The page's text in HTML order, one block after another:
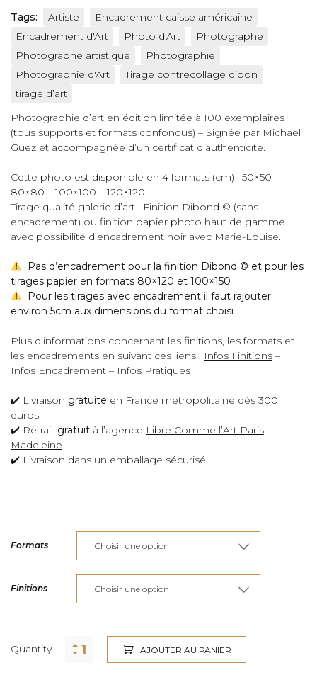
Tags:
Artiste
Encadrement caisse américaine
Encadrement d'Art
Photo d'Art
Photographe
Photographe artistique
Photographie
Photographie d'Art
Tirage contrecollage dibon
tirage d’art
Photographie d’art en édition limitée à 100 exemplaires
(tous supports et formats confondus) – Signée par Michaël
Guez et accompagnée d’un certificat d’authenticité.
Cette photo est disponible en 4 formats (cm) : 50×50 –
80×80 – 100×100 – 120×120
Tirage qualité galerie d’art : Finition Dibond © (sans
encadrement) ou finition papier photo haut de gamme
avec possibilité d’encadrement noir avec Marie-Louise.
Pas d’encadrement pour la finition Dibond © et pour les
tirages papier en formats 80×120 et 100×150
Pour les tirages avec encadrement il faut rajouter
environ 5cm aux dimensions du format choisi
Plus d’informations concernant les finitions, les formats et
les encadrements en suivant ces liens : Infos Finitions –
Infos Encadrement – Infos Pratiques
✔️ Livraison gratuite en France métropolitaine dès 300
euros
✔️ Retrait gratuit à l’agence Libre Comme l’Art Paris
Madeleine
✔️ Livraison dans un emballage sécurisé
Formats
Finitions
Quantity AJOUTER AU PANIER